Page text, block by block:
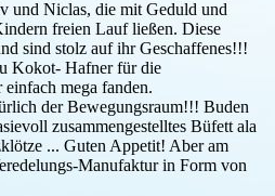
und Niclas, die mit Geduld und
freien Lauf ließen. Diese
sind stolz auf ihr Geschaffenes!!!
Kokot- Hafner für die
mega fanden.
der Bewegungsraum!!! Buden
zusammengestelltes Büfett ala
... Guten Appetit! Aber am
Manufaktur in Form von